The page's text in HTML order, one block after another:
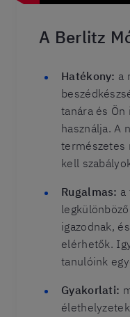
A Berlitz
Hatékony: a
tanára és
használja. A
természetes
kell
Rugalmas: a
igazodnak,
elérhetők.
tanulóink
Gyakorlati: